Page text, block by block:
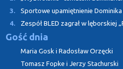
3.
Sportowe upamiętnienie Dominika
4.
Zespół BLED zagrał w lęborskiej
Gość dnia
Maria Gosk i Radosław Orzęcki
Tomasz Fopke i Jerzy Stachurski